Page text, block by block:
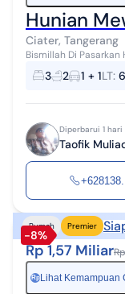
Hunian
Ciater, Tangerang
Bismillah Di Pasarkan
Serpong Buaran
Full Bata Merah T...
3 2 1 + 1LT:
Diperbarui 1
Taofik
+628138...
-8%
Rumah Premier
Rp 1,57 Miliar
Rp Lihat Kemampuan